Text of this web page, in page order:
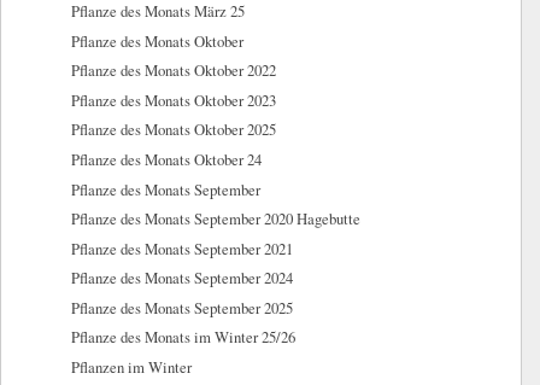
Pflanze des Monats März 25
Pflanze des Monats Oktober
Pflanze des Monats Oktober 2022
Pflanze des Monats Oktober 2023
Pflanze des Monats Oktober 2025
Pflanze des Monats Oktober 24
Pflanze des Monats September
Pflanze des Monats September 2020 Hagebutte
Pflanze des Monats September 2021
Pflanze des Monats September 2024
Pflanze des Monats September 2025
Pflanze des Monats im Winter 25/26
Pflanzen im Winter